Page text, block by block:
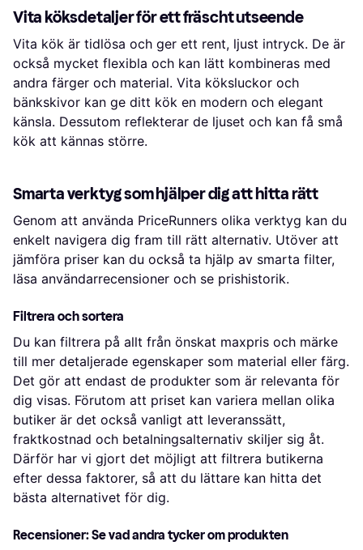
Vita köksdetaljer för ett fräscht utseende
Vita kök är tidlösa och ger ett rent, ljust intryck. De är
också mycket flexibla och kan lätt kombineras med
andra färger och material. Vita köksluckor och
bänkskivor kan ge ditt kök en modern och elegant
känsla. Dessutom reflekterar de ljuset och kan få små
kök att kännas större.
Smarta verktyg som hjälper dig att hitta rätt
Genom att använda PriceRunners olika verktyg kan du
enkelt navigera dig fram till rätt alternativ. Utöver att
jämföra priser kan du också ta hjälp av smarta filter,
läsa användarrecensioner och se prishistorik.
Filtrera och sortera
Du kan filtrera på allt från önskat maxpris och märke
till mer detaljerade egenskaper som material eller färg.
Det gör att endast de produkter som är relevanta för
dig visas. Förutom att priset kan variera mellan olika
butiker är det också vanligt att leveranssätt,
fraktkostnad och betalningsalternativ skiljer sig åt.
Därför har vi gjort det möjligt att filtrera butikerna
efter dessa faktorer, så att du lättare kan hitta det
bästa alternativet för dig.
Recensioner: Se vad andra tycker om produkten